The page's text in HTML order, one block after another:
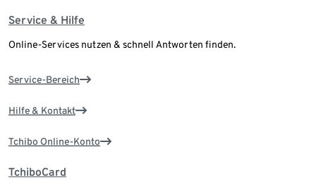
Service & Hilfe
Online-Services nutzen & schnell Antworten finden.
Service-Bereich
Hilfe & Kontakt
Tchibo Online-Konto
TchiboCard